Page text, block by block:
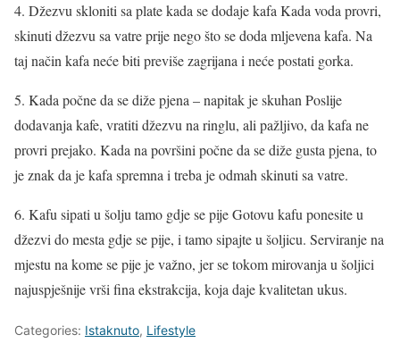
4. Džezvu skloniti sa plate kada se dodaje kafa Kada voda provri,
skinuti džezvu sa vatre prije nego što se doda mljevena kafa. Na
taj način kafa neće biti previše zagrijana i neće postati gorka.
5. Kada počne da se diže pjena – napitak je skuhan Poslije
dodavanja kafe, vratiti džezvu na ringlu, ali pažljivo, da kafa ne
provri prejako. Kada na površini počne da se diže gusta pjena, to
je znak da je kafa spremna i treba je odmah skinuti sa vatre.
6. Kafu sipati u šolju tamo gdje se pije Gotovu kafu ponesite u
džezvi do mesta gdje se pije, i tamo sipajte u šoljicu. Serviranje na
mjestu na kome se pije je važno, jer se tokom mirovanja u šoljici
najuspješnije vrši fina ekstrakcija, koja daje kvalitetan ukus.
Categories: Istaknuto, Lifestyle